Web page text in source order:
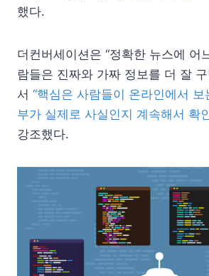
했다.
더컨버세이션은 “정확한 뉴스에 어
람들은 진짜와 가짜 정보를 더 잘
서 “핵심은 사람들이 온라인에서
부가 실제로 사실인지 계속해서 확
강조했다.